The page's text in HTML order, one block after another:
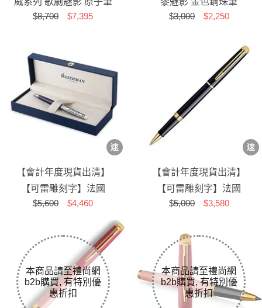
$8,700 $7,395
$3,000$2,250
【會計年度現貨出清】
【可雷雕刻字】法國
WATERMAN 雋雅系列
$5,600 $4,460
【會計年度現貨出清】
【可雷雕刻字】法國
WATERMAN 雋雅系列
$5,000$3,580